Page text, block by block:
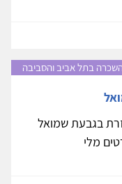
בתל אביב והסביבה
בגבעת שמואל
מלי